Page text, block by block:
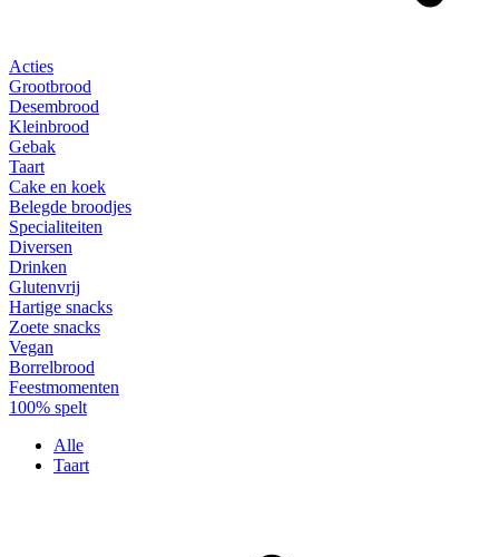
Acties
Grootbrood
Desembrood
Kleinbrood
Gebak
Taart
Cake en koek
Belegde broodjes
Specialiteiten
Diversen
Drinken
Glutenvrij
Hartige snacks
Zoete snacks
Vegan
Borrelbrood
Feestmomenten
100% spelt
Alle
Taart